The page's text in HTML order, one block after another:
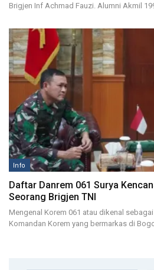
Brigjen Inf Achmad Fauzi. Alumni Akmil
Info
Daftar Danrem 061 Surya
Seorang Brigjen TNI
Mengenal Korem 061 atau dikenal
Komandan Korem yang bermarkas di